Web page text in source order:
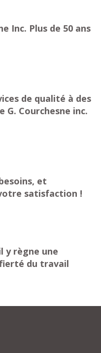
Inc. Plus de 50 ans
de qualité à des
Courchesne inc.
et
satisfaction !
y règne une
du travail